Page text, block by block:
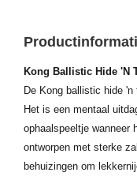
Kong Ballistic Hide 'N
De Kong ballistic hide
Het is een mentaal
ophaalspeeltje wanneer
ontworpen met sterke
behuizingen om